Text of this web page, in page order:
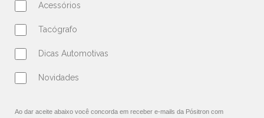
Acessórios
Tacógrafo
Dicas Automotivas
Novidades
Ao dar aceite abaixo você concorda em receber e-mails da Pósitron com